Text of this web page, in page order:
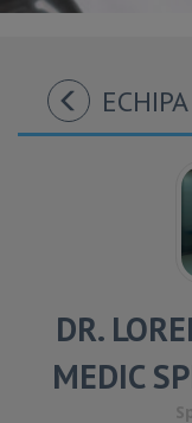
ECHIPA
DR.
MEDIC